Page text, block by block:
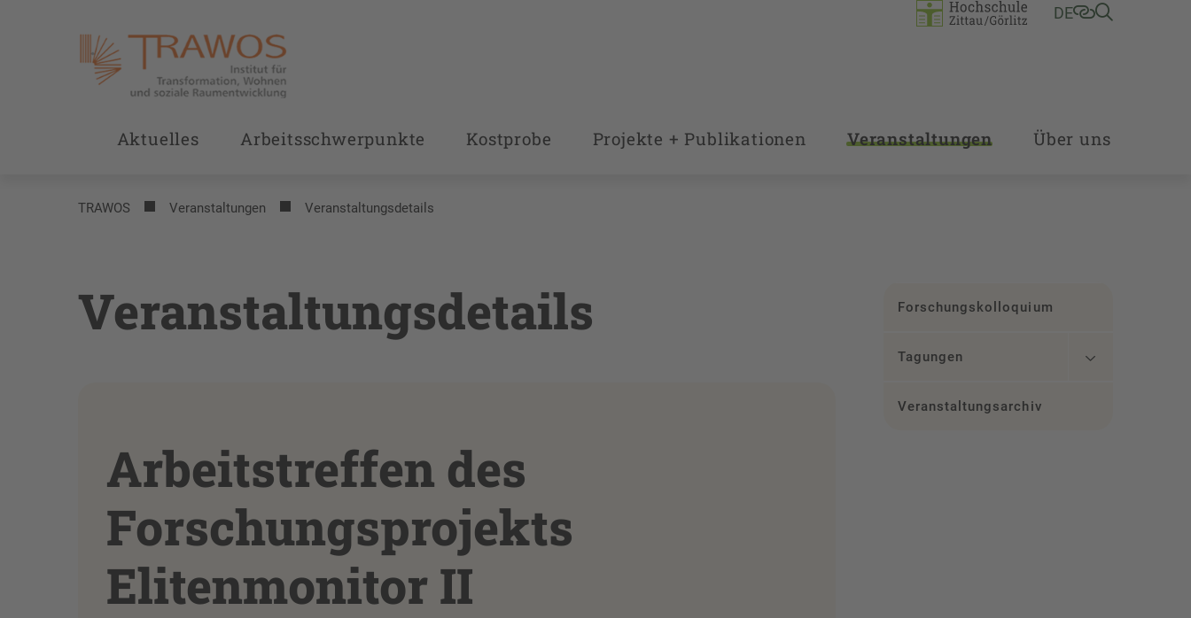
DE
Aktuelles Arbeitsschwerpunkte Kostprobe Projekte + Publikationen Veranstaltungen Über uns
TRAWOS Veranstaltungen Veranstaltungsdetails
Veranstaltungsdetails
Arbeitstreffen des
Forschungsprojekts
Elitenmonitor II
Forschungskolloquium
Tagungen
Veranstaltungsarchiv